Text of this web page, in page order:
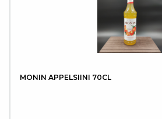
MONIN APPELSIINI 70CL